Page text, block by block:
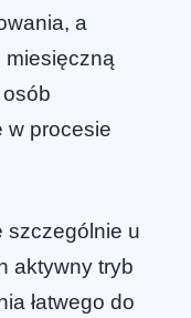
a
miesięczną
w procesie
szczególnie u
aktywny tryb
łatwego do